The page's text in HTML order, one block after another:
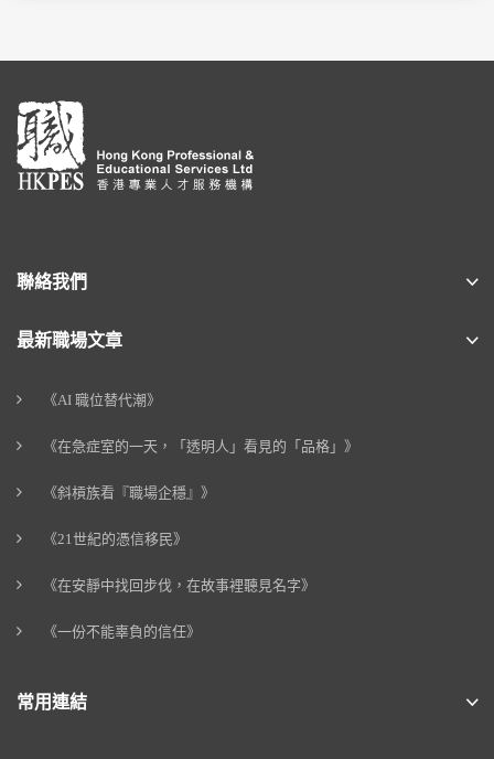
聯絡我們
最新職場文章
《AI 職位替代潮》
《在急症室的一天，「透明人」看見的「品格」》
《斜槓族看『職場企穩』》
《21世紀的憑信移民》
《在安靜中找回步伐，在故事裡聽見名字》
《一份不能辜負的信任》
常用連結